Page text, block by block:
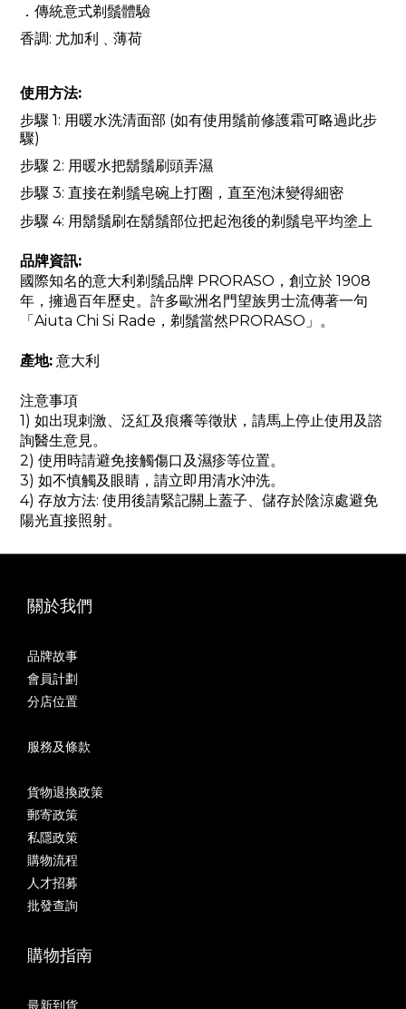
．傳統意式剃鬚體驗
香調: 尤加利﹑薄荷
使用方法:
步驟 1: 用暖水洗清面部 (如有使用鬚前修護霜可略過此步
驟)
步驟 2: 用暖水把鬍鬚刷頭弄濕
步驟 3: 直接在剃鬚皂碗上打圈，直至泡沫變得細密
步驟 4: 用鬍鬚刷在鬍鬚部位把起泡後的剃鬚皂平均塗上
品牌資訊:
國際知名的意大利剃鬚品牌 PRORASO，創立於 1908
年，擁過百年歷史。許多歐洲名門望族男士流傳著一句
「Aiuta Chi Si Rade，剃鬚當然PRORASO」。
產地: 意大利
注意事項
1) 如出現刺激、泛紅及痕癢等徵狀，請馬上停止使用及諮
詢醫生意見。
2) 使用時請避免接觸傷口及濕疹等位置。
3) 如不慎觸及眼睛，請立即用清水沖洗。
4) 存放方法: 使用後請緊記關上蓋子、儲存於陰涼處避免
陽光直接照射。
關於我們
品牌故事
會員計劃
分店位置
服務及條款
貨物退換政策
郵寄政策
私隱政策
購物流程
人才招募
批發查詢
購物指南
最新到貨